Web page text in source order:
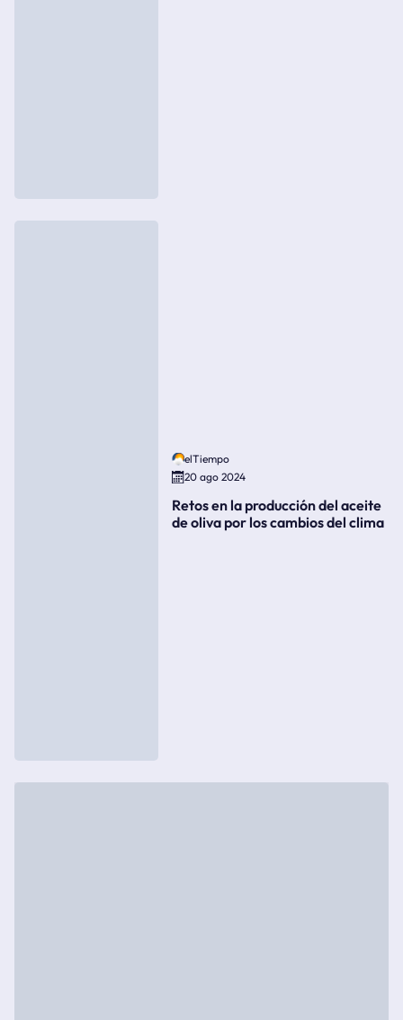
elTiempo
20 ago 2024
Retos en la producción del aceite
de oliva por los cambios del clima